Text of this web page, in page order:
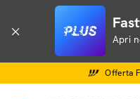
Apri
Offerta